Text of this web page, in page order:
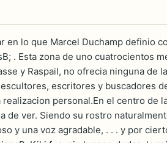
en lo que Marcel Duchamp definio
. Esta zona de uno cuatrocientos
y Raspail, no ofrecia ninguna de
escritores y buscadores
personal.En el centro de
de ver. Siendo su rostro
y una voz agradable, . . . y por